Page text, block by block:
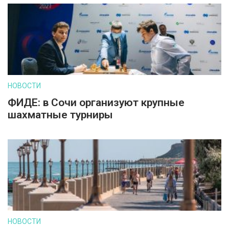
НОВОСТИ
ФИДЕ: в Сочи организуют крупные
шахматные турниры
НОВОСТИ